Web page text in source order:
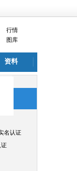
行情
图库
资料